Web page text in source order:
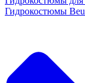
Гидрокостюмы